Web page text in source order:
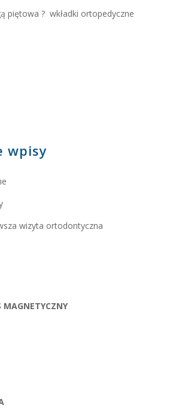
piętowa ? wkładki ortopedyczne
wpisy
wizyta ortodontyczna
MAGNETYCZNY